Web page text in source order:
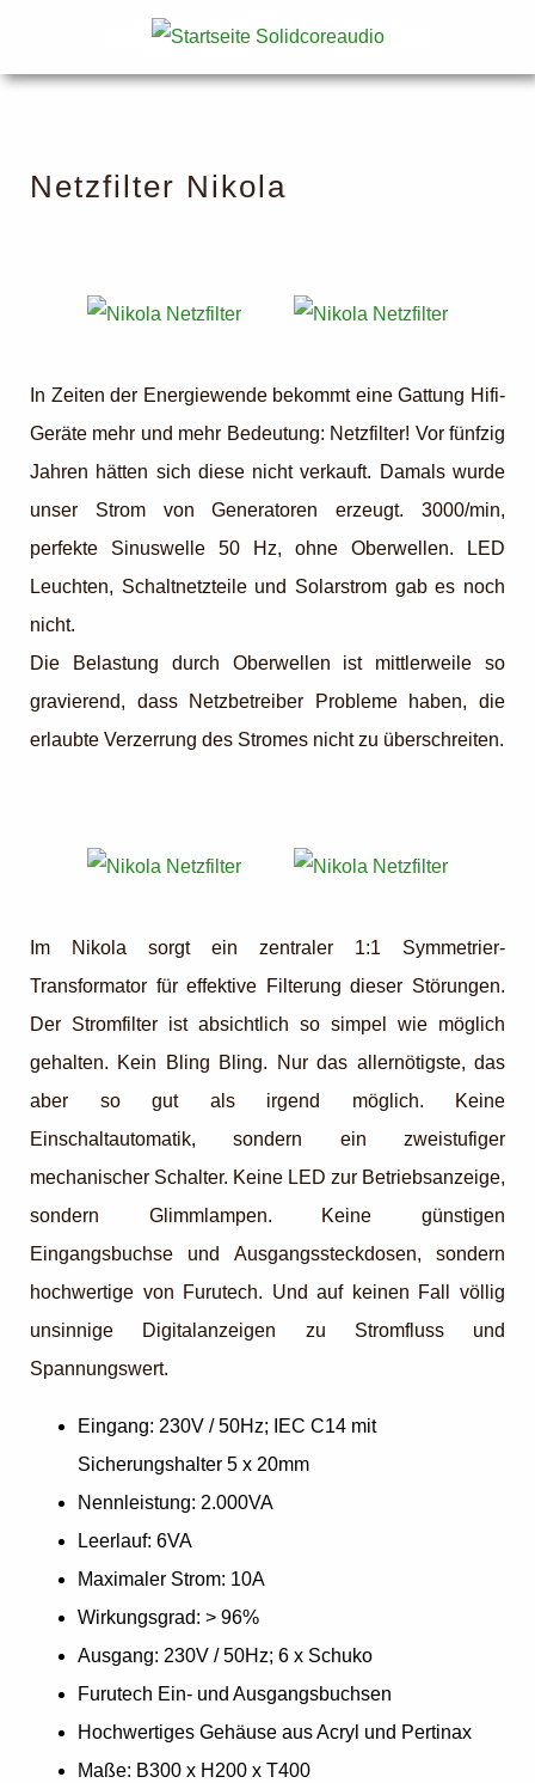
Netzfilter Nikola
In Zeiten der Energiewende bekommt eine Gattung Hifi-
Geräte mehr und mehr Bedeutung: Netzfilter! Vor fünfzig
Jahren hätten sich diese nicht verkauft. Damals wurde
unser Strom von Generatoren erzeugt. 3000/min,
perfekte Sinuswelle 50 Hz, ohne Oberwellen. LED
Leuchten, Schaltnetzteile und Solarstrom gab es noch
nicht.
Die Belastung durch Oberwellen ist mittlerweile so
gravierend, dass Netzbetreiber Probleme haben, die
erlaubte Verzerrung des Stromes nicht zu überschreiten.
Im Nikola sorgt ein zentraler 1:1 Symmetrier-
Transformator für effektive Filterung dieser Störungen.
Der Stromfilter ist absichtlich so simpel wie möglich
gehalten. Kein Bling Bling. Nur das allernötigste, das
aber so gut als irgend möglich. Keine
Einschaltautomatik, sondern ein zweistufiger
mechanischer Schalter. Keine LED zur Betriebsanzeige,
sondern Glimmlampen. Keine günstigen
Eingangsbuchse und Ausgangssteckdosen, sondern
hochwertige von Furutech. Und auf keinen Fall völlig
unsinnige Digitalanzeigen zu Stromfluss und
Spannungswert.
Eingang: 230V / 50Hz; IEC C14 mit
Sicherungshalter 5 x 20mm
Nennleistung: 2.000VA
Leerlauf: 6VA
Maximaler Strom: 10A
Wirkungsgrad: > 96%
Ausgang: 230V / 50Hz; 6 x Schuko
Furutech Ein- und Ausgangsbuchsen
Hochwertiges Gehäuse aus Acryl und Pertinax
Maße: B300 x H200 x T400